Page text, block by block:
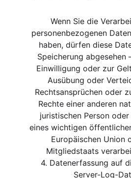
Wenn Sie die
personenbezogenen
haben, dürfen diese
Speicherung abgesehen
Einwilligung oder zur
Ausübung oder
Rechtsansprüchen oder
Rechte einer anderen
juristischen Person
eines wichtigen
Europäischen Union
Mitgliedstaats
4. Datenerfassung auf
Server-Log-